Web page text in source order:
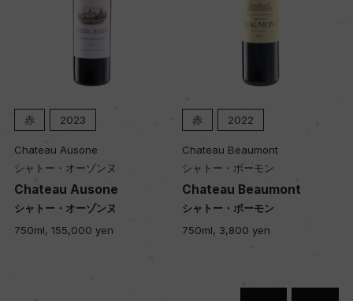
品質分類・原産地呼称
A.O.C.フラン・コート・ド・ボルドー
格付
ー
赤 2023
Chateau Ausone
シャトー・オーゾンヌ
Chateau Ausone
シャトー・オーゾンヌ
750ml, 155,000 yen
赤 2022
Chateau Beaumont
シャトー・ボーモン
Chateau Beaumont
シャトー・ボーモン
750ml, 3,800 yen